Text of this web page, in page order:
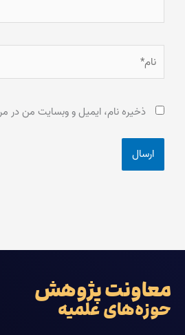
ذخیره نام، ایمیل و وبسایت من در
معاونت پژوهش
حوزه‌های علمیه